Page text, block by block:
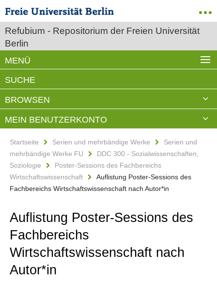
Refubium - Repositorium der Freien Universität
Berlin
MENÜ
SUCHE
BROWSEN
MEIN BENUTZERKONTO
Startseite Serien und mehrbändige Werke
Serien und
mehrbändige Werke FU
DDC 300 - Sozialwissenschaften,
Soziologie
Poster-Sessions des Fachbereichs
Wirtschaftswissenschaft
Auflistung Poster-Sessions des
Fachbereichs Wirtschaftswissenschaft nach Autor*in
Auflistung Poster-Sessions des
Fachbereichs
Wirtschaftswissenschaft nach
Autor*in